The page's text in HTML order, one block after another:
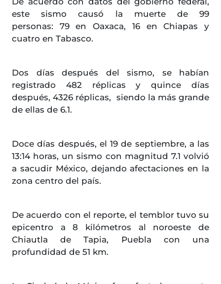
este sismo causó la muerte de 99
personas: 79 en Oaxaca, 16 en Chiapas y
cuatro en Tabasco.
Dos días después del sismo, se habían
registrado 482 réplicas y quince días
después, 4326 réplicas, siendo la más grande
de ellas de 6.1.
Doce días después, el 19 de septiembre, a las
13:14 horas, un sismo con magnitud 7.1 volvió
a sacudir México, dejando afectaciones en la
zona centro del país.
De acuerdo con el reporte, el temblor tuvo su
epicentro a 8 kilómetros al noroeste de
Chiautla de Tapia, Puebla con una
profundidad de 51 km.